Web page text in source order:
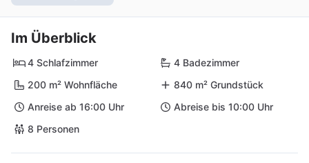
Im Überblick
4 Schlafzimmer
4 Badezimmer
200 m² Wohnfläche
840 m² Grundstück
Anreise ab 16:00 Uhr
Abreise bis 10:00 Uhr
8 Personen